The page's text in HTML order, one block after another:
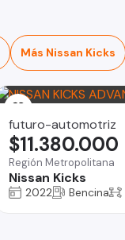
Más Nissan Kicks
futuro-automotriz
Región Metropolitana
Nissan Kicks
$11.380.000
2022 Bencina